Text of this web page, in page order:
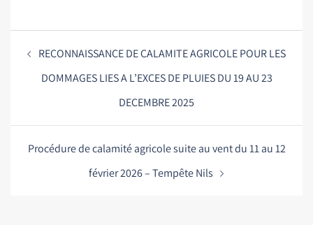
RECONNAISSANCE DE CALAMITE AGRICOLE POUR LES
DOMMAGES LIES A L’EXCES DE PLUIES DU 19 AU 23
DECEMBRE 2025
Procédure de calamité agricole suite au vent du 11 au 12
février 2026 – Tempête Nils